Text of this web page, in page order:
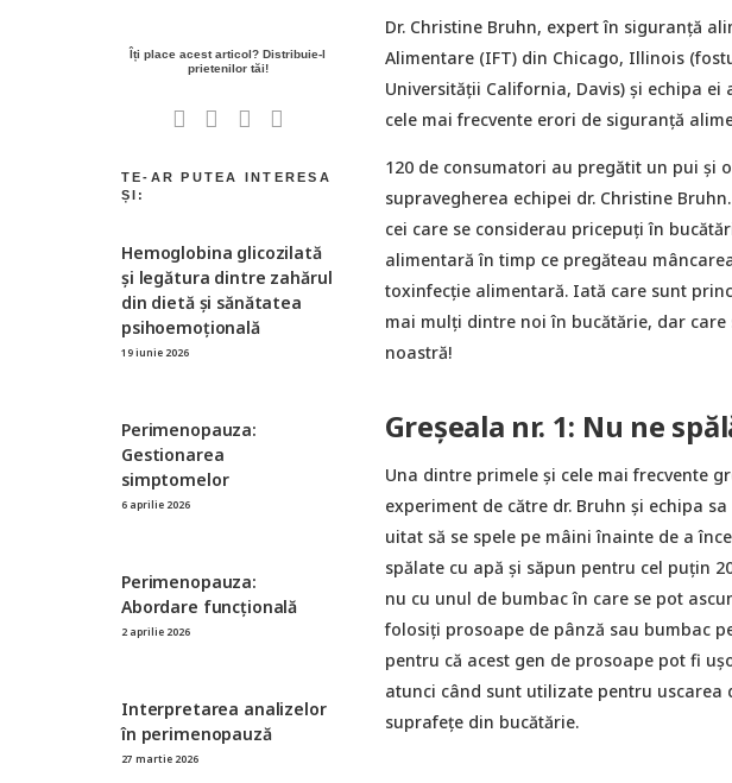
Hemoglobina glicozilată
şi legătura dintre zahărul
din dietă şi sănătatea
psihoemoțională
19 iunie 2026
Perimenopauza:
Gestionarea
simptomelor
6 aprilie 2026
Perimenopauza:
Abordare funcțională
2 aprilie 2026
Interpretarea analizelor
în perimenopauză
27 martie 2026
Dr. Christine Bruhn, expert în siguranță
Alimentare (IFT) din Chicago, Illinois
Universității California, Davis) şi echipa
cele mai frecvente erori de siguranță
120 de consumatori au pregătit un pui și
supravegherea echipei dr. Christine
cei care se considerau pricepuți în
alimentară în timp ce pregăteau
toxinfecție alimentară. Iată care sunt
mai mulți dintre noi în bucătărie, dar
noastră!
Greșeala nr. 1: Nu ne
Una dintre primele și cele mai frecvente
experiment de către dr. Bruhn şi echipa
uitat să se spele pe mâini înainte de a
spălate cu apă şi săpun pentru cel puțin
nu cu unul de bumbac în care se pot
folosiți prosoape de pânză sau bumbac
pentru că acest gen de prosoape pot fi
atunci când sunt utilizate pentru
suprafețe din bucătărie.